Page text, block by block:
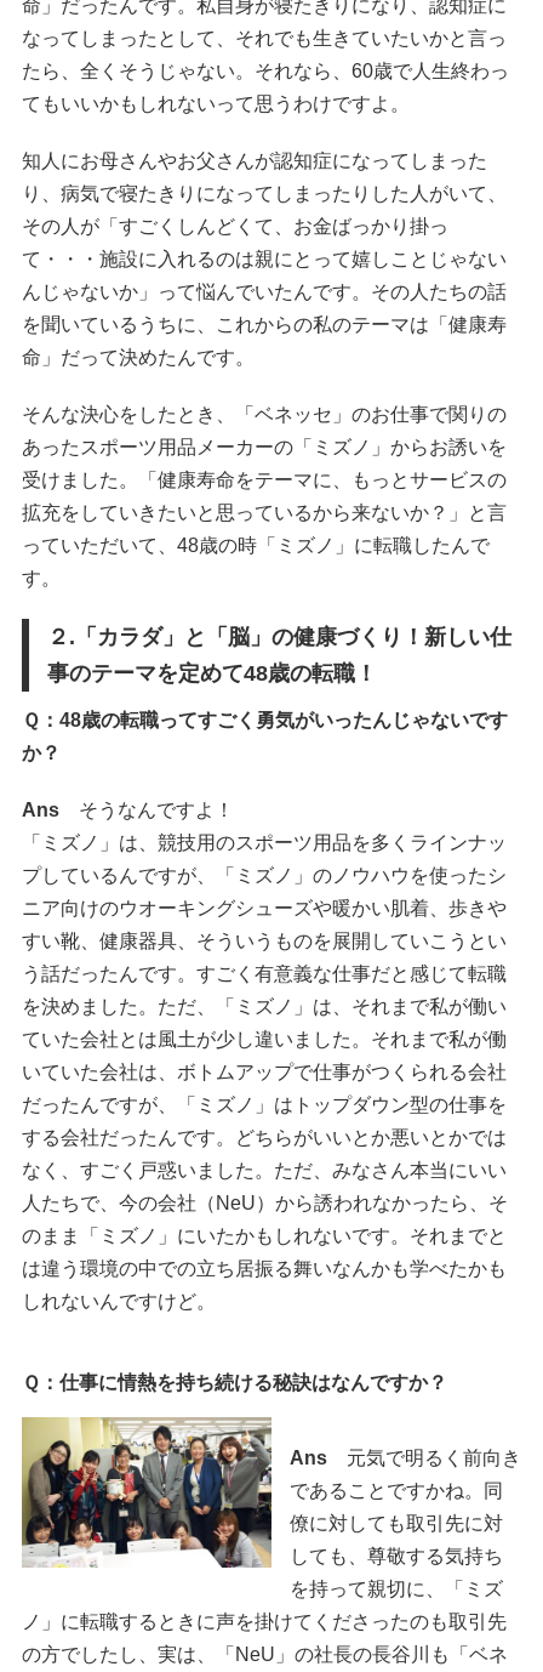
命」だったんです。私自身が寝たきりになり、認知症に
なってしまったとして、それでも生きていたいかと言っ
たら、全くそうじゃない。それなら、60歳で人生終わっ
てもいいかもしれないって思うわけですよ。
知人にお母さんやお父さんが認知症になってしまった
り、病気で寝たきりになってしまったりした人がいて、
その人が「すごくしんどくて、お金ばっかり掛っ
て・・・施設に入れるのは親にとって嬉しことじゃない
んじゃないか」って悩んでいたんです。その人たちの話
を聞いているうちに、これからの私のテーマは「健康寿
命」だって決めたんです。
そんな決心をしたとき、「ベネッセ」のお仕事で関りの
あったスポーツ用品メーカーの「ミズノ」からお誘いを
受けました。「健康寿命をテーマに、もっとサービスの
拡充をしていきたいと思っているから来ないか？」と言
っていただいて、48歳の時「ミズノ」に転職したんで
す。
２.「カラダ」と「脳」の健康づくり！新しい仕
事のテーマを定めて48歳の転職！
Ｑ：48歳の転職ってすごく勇気がいったんじゃないです
か？
Ansそうなんですよ！
「ミズノ」は、競技用のスポーツ用品を多くラインナッ
プしているんですが、「ミズノ」のノウハウを使ったシ
ニア向けのウオーキングシューズや暖かい肌着、歩きや
すい靴、健康器具、そういうものを展開していこうとい
う話だったんです。すごく有意義な仕事だと感じて転職
を決めました。ただ、「ミズノ」は、それまで私が働い
ていた会社とは風土が少し違いました。それまで私が働
いていた会社は、ボトムアップで仕事がつくられる会社
だったんですが、「ミズノ」はトップダウン型の仕事を
する会社だったんです。どちらがいいとか悪いとかでは
なく、すごく戸惑いました。ただ、みなさん本当にいい
人たちで、今の会社（NeU）から誘われなかったら、そ
のまま「ミズノ」にいたかもしれないです。それまでと
は違う環境の中での立ち居振る舞いなんかも学べたかも
しれないんですけど。
Ｑ：仕事に情熱を持ち続ける秘訣はなんですか？
Ans 元気で明るく前向き
であることですかね。同
僚に対しても取引先に対
しても、尊敬する気持ち
を持って親切に、「ミズ
ノ」に転職するときに声を掛けてくださったのも取引先
の方でしたし、実は、「NeU」の社長の長谷川も「ベネ